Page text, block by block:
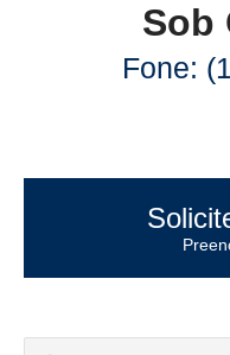
Sob
Fone: